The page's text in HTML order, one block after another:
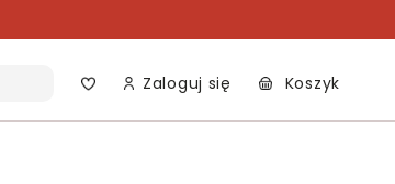
Zaloguj się Koszyk